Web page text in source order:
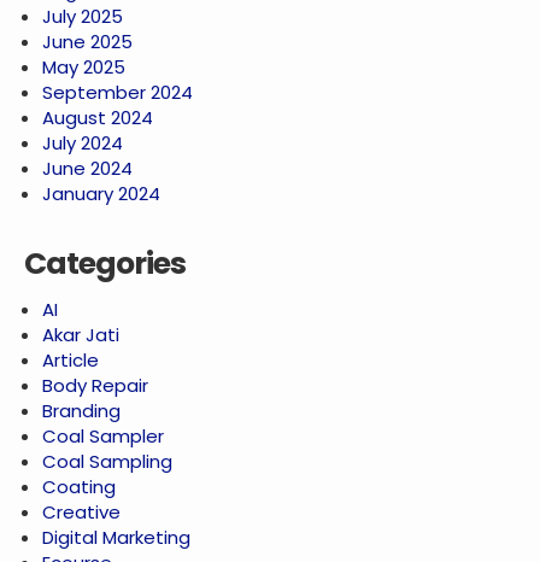
July 2025
June 2025
May 2025
September 2024
August 2024
July 2024
June 2024
January 2024
Categories
AI
Akar Jati
Article
Body Repair
Branding
Coal Sampler
Coal Sampling
Coating
Creative
Digital Marketing